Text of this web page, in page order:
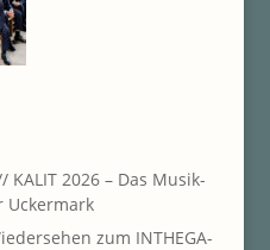
2026 – Das Musik-
zum INTHEGA-